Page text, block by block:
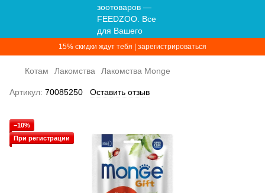
15% скидки ждут тебя | зарегистрироваться
Котам Лакомства Лакомства Monge
Артикул: 70085250 Оставить отзыв
−10%
При регистрации